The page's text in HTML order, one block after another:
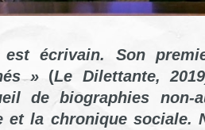
est écrivain. Son
» (Le Dilettante,
de biographies non-
et la chronique sociale.